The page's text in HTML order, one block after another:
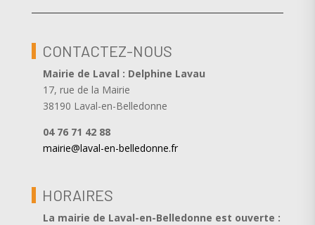
CONTACTEZ-NOUS
Mairie de Laval : Delphine Lavau
17, rue de la Mairie
38190 Laval-en-Belledonne
04 76 71 42 88
mairie@laval-en-belledonne.fr
HORAIRES
La mairie de Laval-en-Belledonne est ouverte :